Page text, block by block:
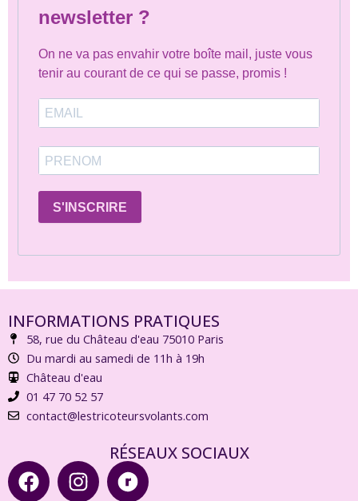
newsletter ?
On ne va pas envahir votre boîte mail, juste vous
tenir au courant de ce qui se passe, promis !
S'INSCRIRE
INFORMATIONS PRATIQUES
58, rue du Château d'eau 75010 Paris
Du mardi au samedi de 11h à 19h
Château d'eau
01 47 70 52 57
contact@lestricoteursvolants.com
RÉSEAUX SOCIAUX
F
a
I
n
R
a